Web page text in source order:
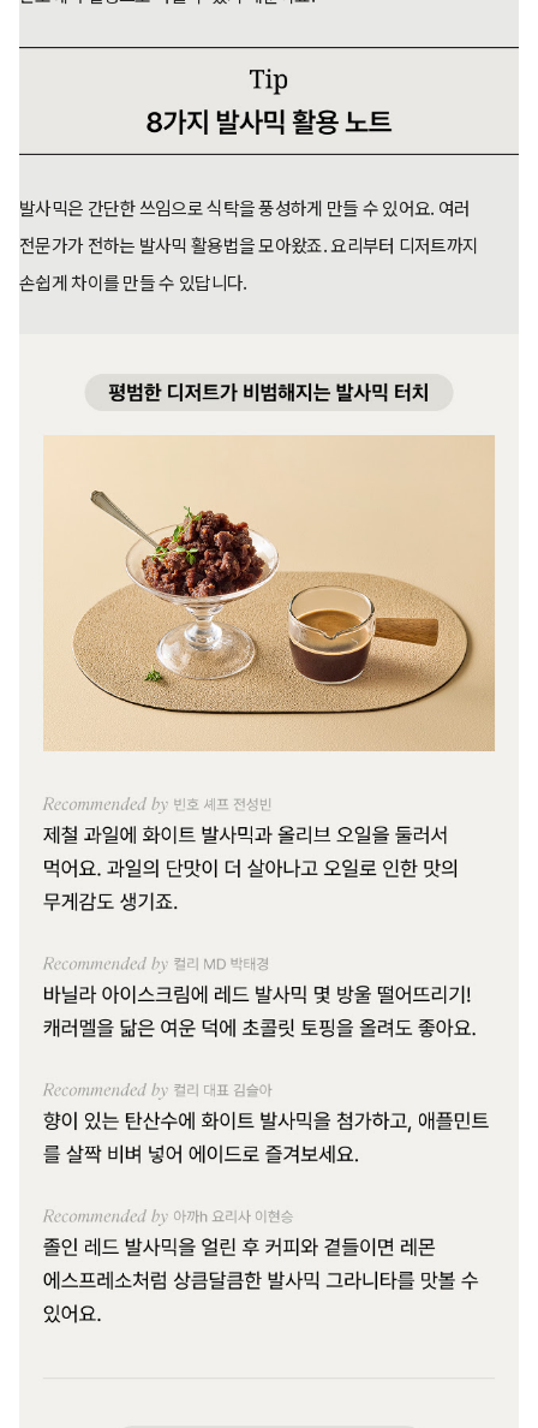
발사믹은 간단한 쓰임으로 식탁을 풍성하게 만들 수 있어요. 여러
전문가가 전하는 발사믹 활용법을 모아왔죠. 요리부터 디저트까지
손쉽게 차이를 만들 수 있답니다.